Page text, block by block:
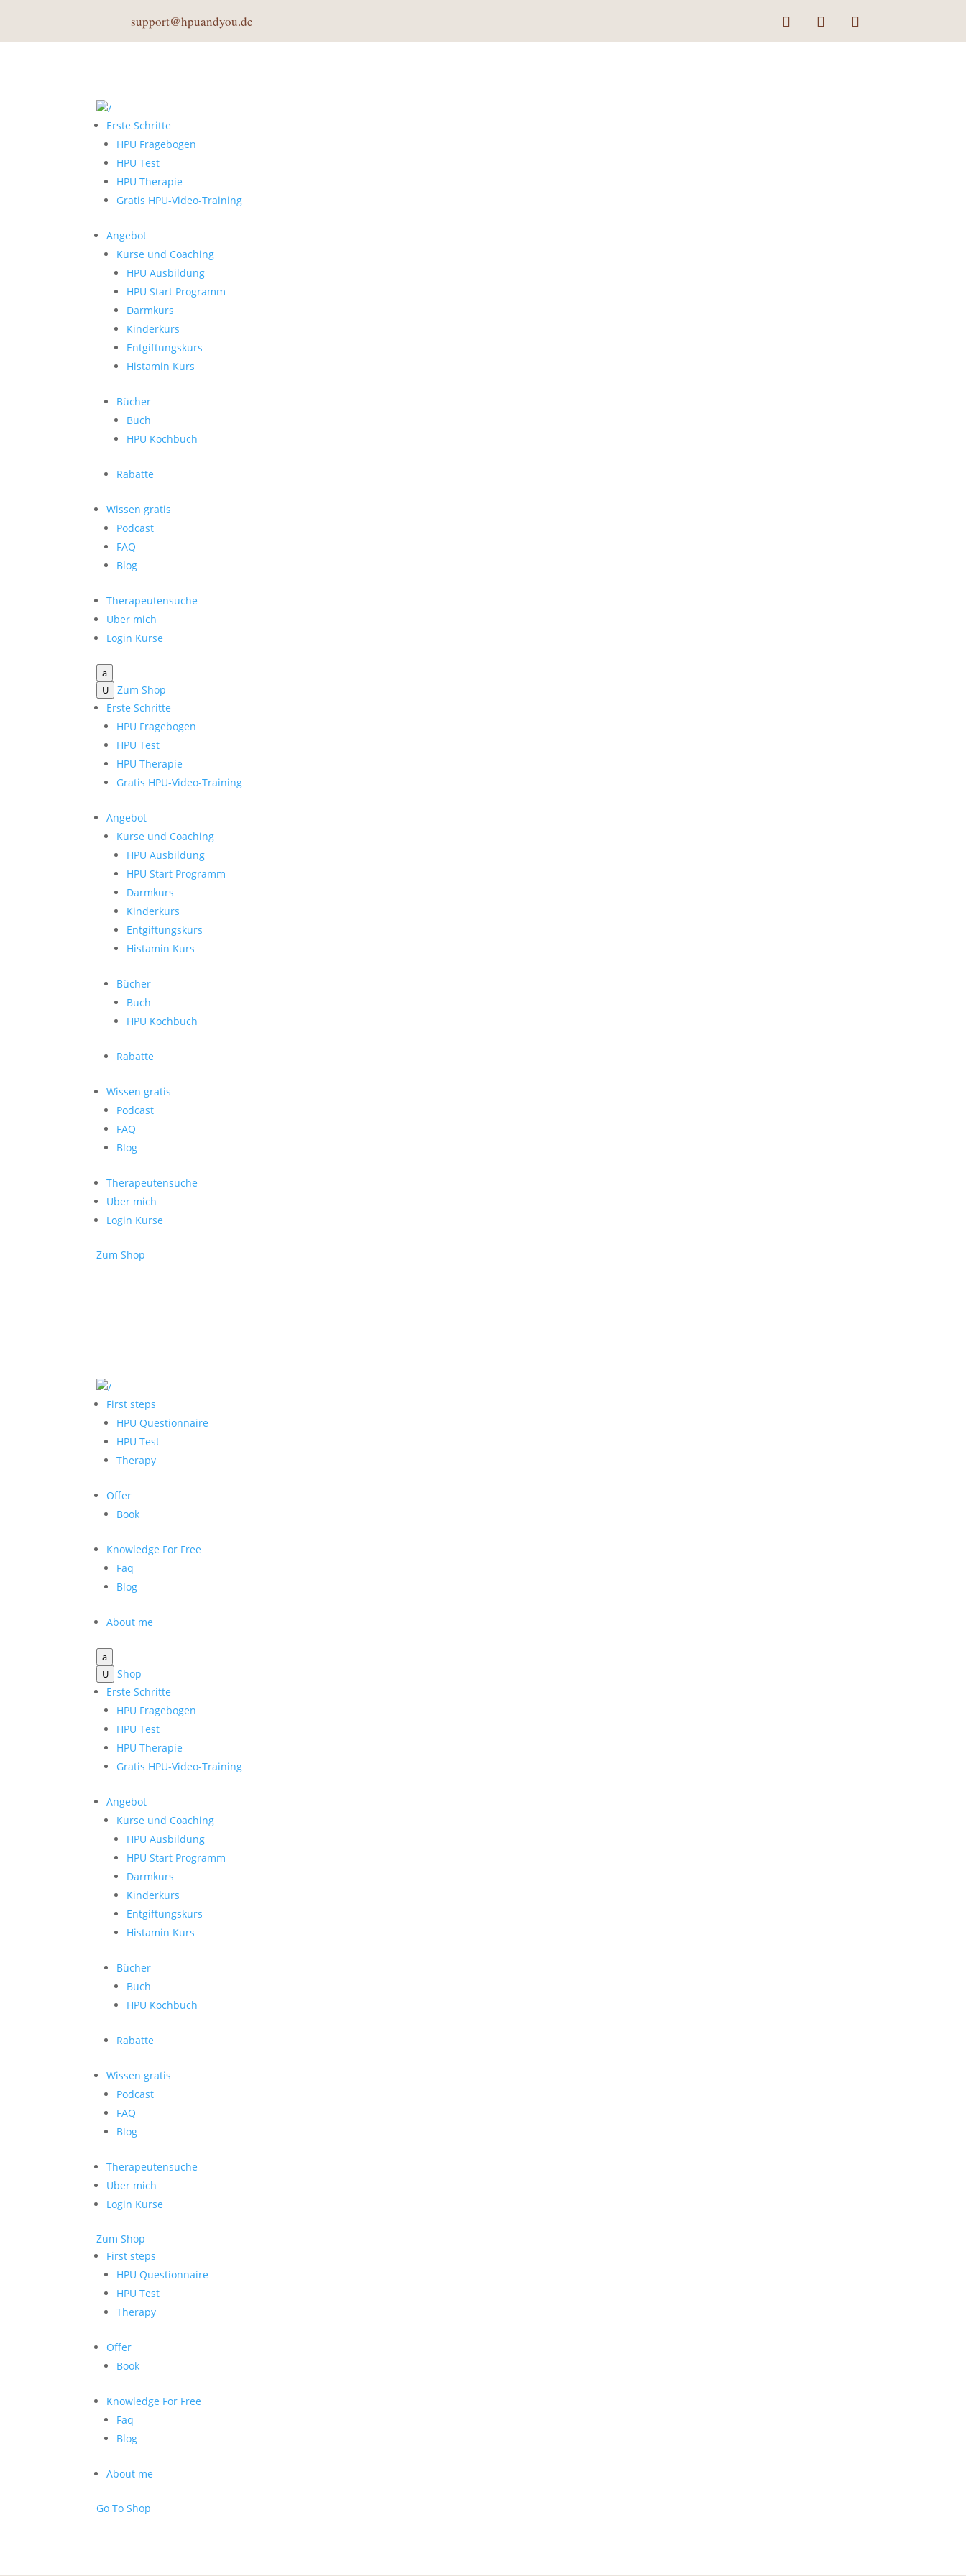
support@hpuandyou.de
Erste Schritte
HPU Fragebogen
HPU Test
HPU Therapie
Gratis HPU-Video-Training
Angebot
Kurse und Coaching
HPU Ausbildung
HPU Start Programm
Darmkurs
Kinderkurs
Entgiftungskurs
Histamin Kurs
Bücher
Buch
HPU Kochbuch
Rabatte
Wissen gratis
Podcast
FAQ
Blog
Therapeutensuche
Über mich
Login Kurse
a
U
Zum Shop
Erste Schritte
HPU Fragebogen
HPU Test
HPU Therapie
Gratis HPU-Video-Training
Angebot
Kurse und Coaching
HPU Ausbildung
HPU Start Programm
Darmkurs
Kinderkurs
Entgiftungskurs
Histamin Kurs
Bücher
Buch
HPU Kochbuch
Rabatte
Wissen gratis
Podcast
FAQ
Blog
Therapeutensuche
Über mich
Login Kurse
Zum Shop
First steps
HPU Questionnaire
HPU Test
Therapy
Offer
Book
Knowledge For Free
Faq
Blog
About me
a
U
Shop
Erste Schritte
HPU Fragebogen
HPU Test
HPU Therapie
Gratis HPU-Video-Training
Angebot
Kurse und Coaching
HPU Ausbildung
HPU Start Programm
Darmkurs
Kinderkurs
Entgiftungskurs
Histamin Kurs
Bücher
Buch
HPU Kochbuch
Rabatte
Wissen gratis
Podcast
FAQ
Blog
Therapeutensuche
Über mich
Login Kurse
Zum Shop
First steps
HPU Questionnaire
HPU Test
Therapy
Offer
Book
Knowledge For Free
Faq
Blog
About me
Go To Shop